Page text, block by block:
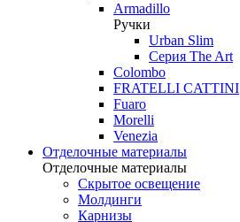
Armadillo
Ручки
Urban Slim
Серия The Art
Colombo
FRATELLI CATTINI
Fuaro
Morelli
Venezia
Отделочные материалы
Отделочные материалы
Скрытое освещение
Молдинги
Карнизы